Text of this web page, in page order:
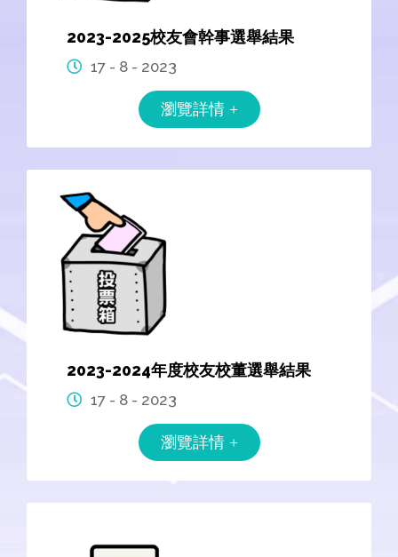
2023-2025校友會幹事選舉結果
17 - 8 - 2023
瀏覽詳情 +
2023-2024年度校友校董選舉結果
17 - 8 - 2023
瀏覽詳情 +